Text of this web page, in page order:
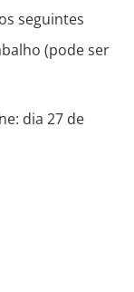
seguintes
(pode ser
dia 27 de